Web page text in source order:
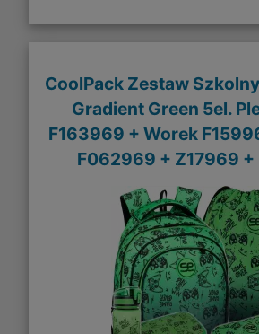
CoolPack Zestaw
Gradient Green 5el.
F163969 + Worek
F062969 + Z17969